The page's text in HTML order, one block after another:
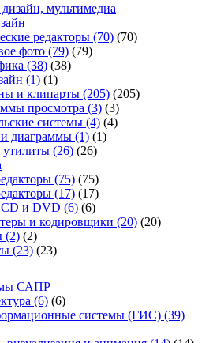
мультимедиа
редакторы (70) (70)
фото (79) (79)
(38) (38)
(1) (1)
и клипарты (205) (205)
просмотра (3) (3)
системы (4) (4)
диаграммы (1) (1)
утилиты (26) (26)
(75) (75)
(17) (17)
CD и DVD (6) (6)
и кодировщики (20) (20)
(2) (2)
(23) (23)
САПР
(6) (6)
системы (ГИС) (39)